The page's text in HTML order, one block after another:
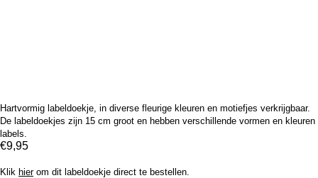
Hartvormig labeldoekje, in diverse fleurige kleuren en motiefjes verkrijgbaar.
De labeldoekjes zijn 15 cm groot en hebben verschillende vormen en kleuren
labels.
€9,95
Klik hierom dit labeldoekje direct te bestellen.